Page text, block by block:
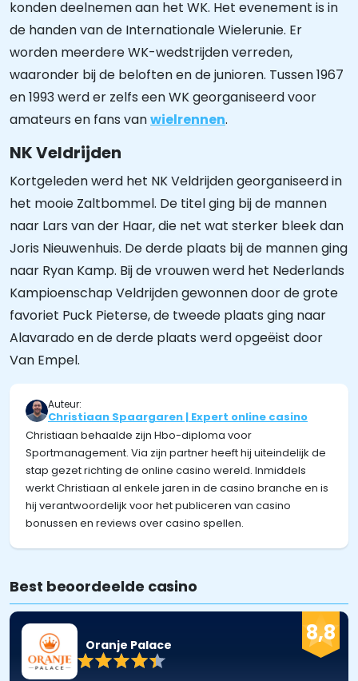
konden deelnemen aan het WK. Het evenement is in
de handen van de Internationale Wielerunie. Er
worden meerdere WK-wedstrijden verreden,
waaronder bij de beloften en de junioren. Tussen 1967
en 1993 werd er zelfs een WK georganiseerd voor
amateurs en fans vanwielrennen.
NK Veldrijden
Kortgeleden werd het NK Veldrijden georganiseerd in
het mooie Zaltbommel. De titel ging bij de mannen
naar Lars van der Haar, die net wat sterker bleek dan
Joris Nieuwenhuis. De derde plaats bij de mannen ging
naar Ryan Kamp. Bij de vrouwen werd het Nederlands
Kampioenschap Veldrijden gewonnen door de grote
favoriet Puck Pieterse, de tweede plaats ging naar
Alavarado en de derde plaats werd opgeëist door
Van Empel.
Auteur:
Christiaan Spaargaren | Expert online casino
Christiaan behaalde zijn Hbo-diploma voor
Sportmanagement. Via zijn partner heeft hij uiteindelijk de
stap gezet richting de online casino wereld. Inmiddels
werkt Christiaan al enkele jaren in de casino branche en is
hij verantwoordelijk voor het publiceren van casino
bonussen en reviews over casino spellen.
Best beoordeelde casino
8,8
Oranje Palace